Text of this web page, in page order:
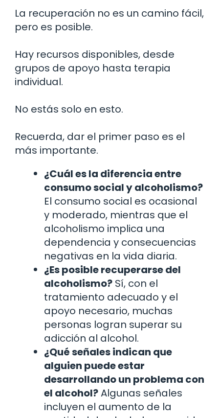
La recuperación no es un camino fácil,
pero es posible.
Hay recursos disponibles, desde
grupos de apoyo hasta terapia
individual.
No estás solo en esto.
Recuerda, dar el primer paso es el
más importante.
¿Cuál es la diferencia entre
consumo social y alcoholismo?
El consumo social es ocasional
y moderado, mientras que el
alcoholismo implica una
dependencia y consecuencias
negativas en la vida diaria.
¿Es posible recuperarse del
alcoholismo? Sí, con el
tratamiento adecuado y el
apoyo necesario, muchas
personas logran superar su
adicción al alcohol.
¿Qué señales indican que
alguien puede estar
desarrollando un problema con
el alcohol?Algunas señales
incluyen el aumento de la